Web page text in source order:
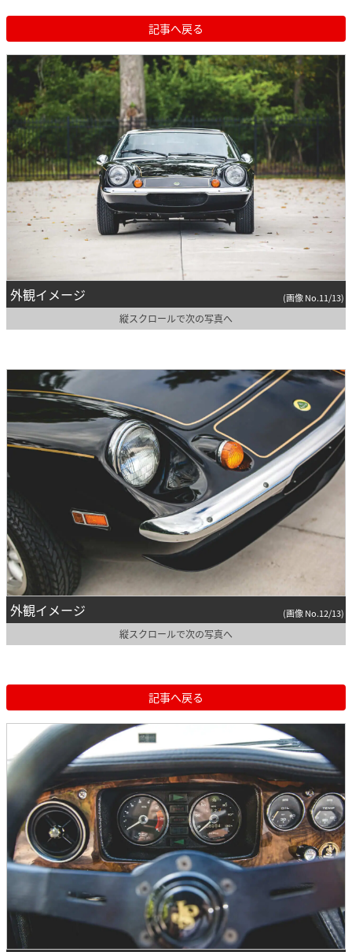
記事へ戻る
外観イメージ (画像 No.11/13)
縦スクロールで次の写真へ
外観イメージ (画像 No.12/13)
縦スクロールで次の写真へ
記事へ戻る